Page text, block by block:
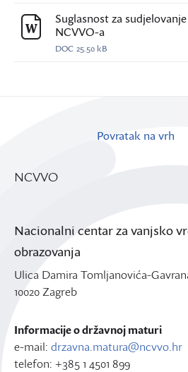
Suglasnost za
NCVVO-a
DOC 25.50 kB
Povratak na vrh
NCVVO
Nacionalni centar za vanjsko
obrazovanja
Ulica Damira Tomljanovića-
10020 Zagreb
Informacije o državnoj maturi
e-mail: drzavna.matura@ncvvo.hr
telefon: +385 1 4501 899